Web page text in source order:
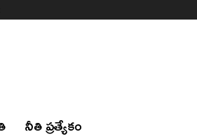
నీతి ప్రత్యేకం